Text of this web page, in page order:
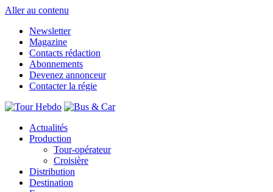
Aller au contenu
Newsletter
Magazine
Contacts rédaction
Abonnements
Devenez annonceur
Contacter la régie
Actualités
Production
Tour-opérateur
Croisière
Distribution
Destination